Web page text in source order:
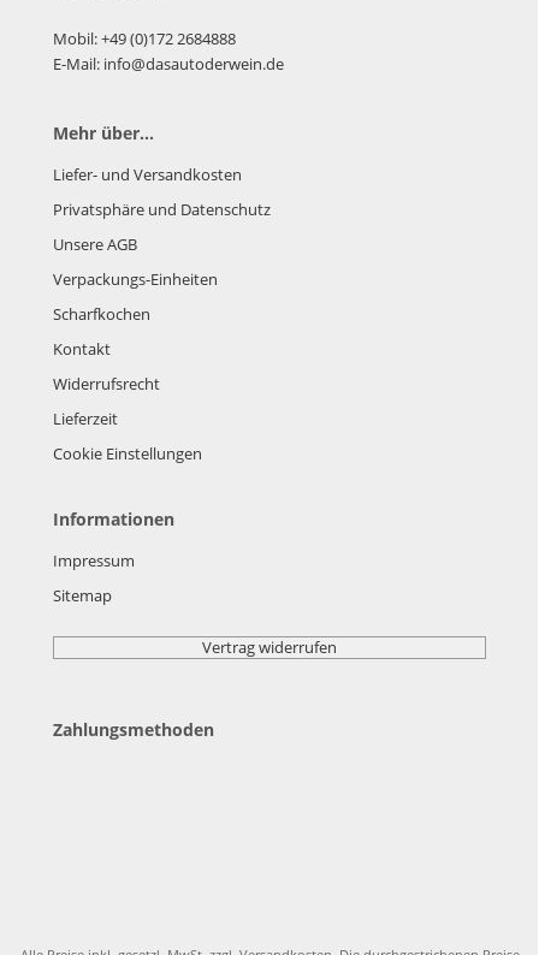
Mobil: +49 (0)172 2684888
E-Mail: info@dasautoderwein.de
Mehr über...
Liefer- und Versandkosten
Privatsphäre und Datenschutz
Unsere AGB
Verpackungs-Einheiten
Scharfkochen
Kontakt
Widerrufsrecht
Lieferzeit
Cookie Einstellungen
Informationen
Impressum
Sitemap
Vertrag widerrufen
Zahlungsmethoden